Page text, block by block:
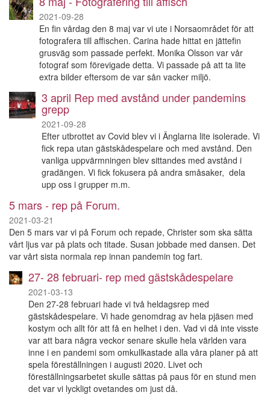
2021-09-28
En fin vårdag den 8 maj var vi ute i Norsaområdet för att
fotografera till affischen. Carina hade hittat en jättefin
grusväg som passade perfekt. Monika Olsson var vår
fotograf som förevigade detta. Vi passade på att ta lite
extra bilder eftersom de var sån vacker miljö.
3 april Rep med avstånd under pandemins
grepp
2021-09-28
Efter utbrottet av Covid blev vi i Änglarna lite isolerade. Vi
fick repa utan gästskådespelare och med avstånd. Den
vanliga uppvärmningen blev sittandes med avstånd i
gradängen. Vi fick fokusera på andra småsaker, dela
upp oss i grupper m.m.
5 mars - rep på Forum.
2021-03-21
Den 5 mars var vi på Forum och repade, Christer som ska sätta
vårt ljus var på plats och titade. Susan jobbade med dansen. Det
var vårt sista normala rep innan pandemin tog fart.
27- 28 februari- rep med gästskådespelare
2021-03-13
Den 27-28 februari hade vi två heldagsrep med
gästskådespelare. Vi hade genomdrag av hela pjäsen med
kostym och allt för att få en helhet i den. Vad vi då inte visste
var att bara några veckor senare skulle hela världen vara
inne i en pandemi som omkullkastade alla våra planer på att
spela föreställningen i augusti 2020. Livet och
föreställningsarbetet skulle sättas på paus för en stund men
det var vi lyckligt ovetandes om just då.